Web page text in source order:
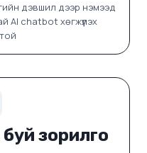
дэвшил дээр нэмээд
AI chatbot хөгжүүлэх
зорилго